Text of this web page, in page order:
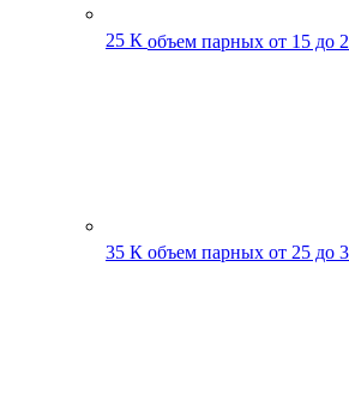
25 К объем парных от 15 до
35 К объем парных от 25 до